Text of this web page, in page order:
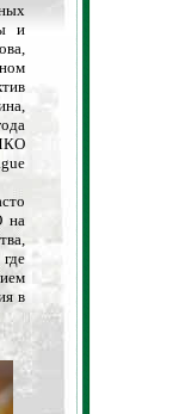
и
на
в